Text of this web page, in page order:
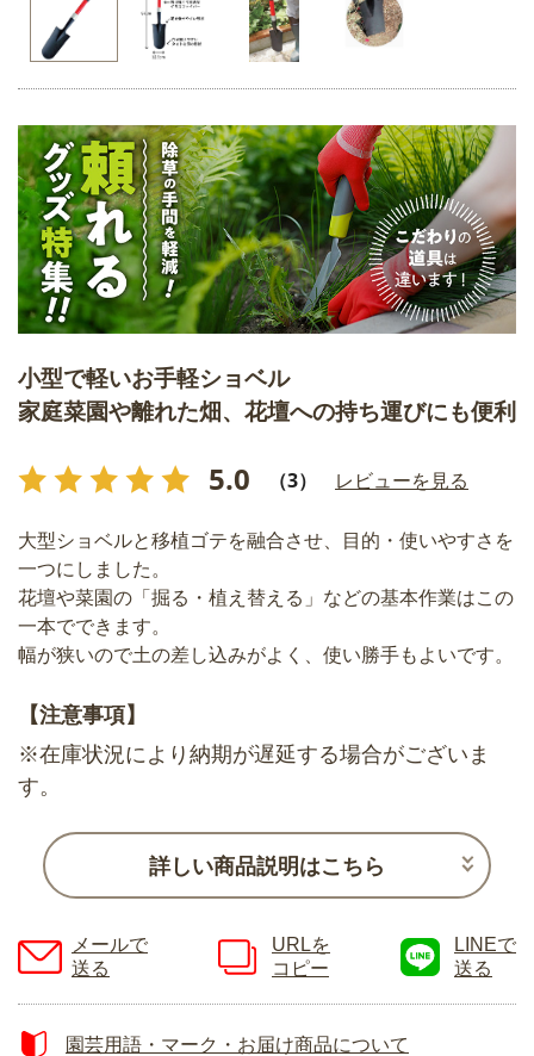
小型で軽いお手軽ショベル
家庭菜園や離れた畑、花壇への持ち運びにも便利
5.0 （3） レビューを見る
大型ショベルと移植ゴテを融合させ、目的・使いやすさを
一つにしました。
花壇や菜園の「掘る・植え替える」などの基本作業はこの
一本でできます。
幅が狭いので土の差し込みがよく、使い勝手もよいです。
【注意事項】
※在庫状況により納期が遅延する場合がございま
す。
詳しい商品説明はこちら
メールで
送る
URLを
コピー
LINEで
送る
園芸用語・マーク・お届け商品について